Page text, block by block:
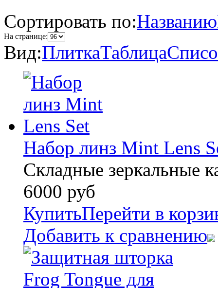
Сортировать по:Названию
На странице:
Вид:ПлиткаТаблица
Набор линз Mint Lens
Складные зеркальные
6000 руб
КупитьПерейти в
Добавить к сравнению